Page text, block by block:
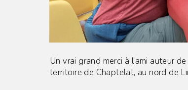
Un vrai grand merci à l’ami auteur
territoire de Chaptelat, au nord de